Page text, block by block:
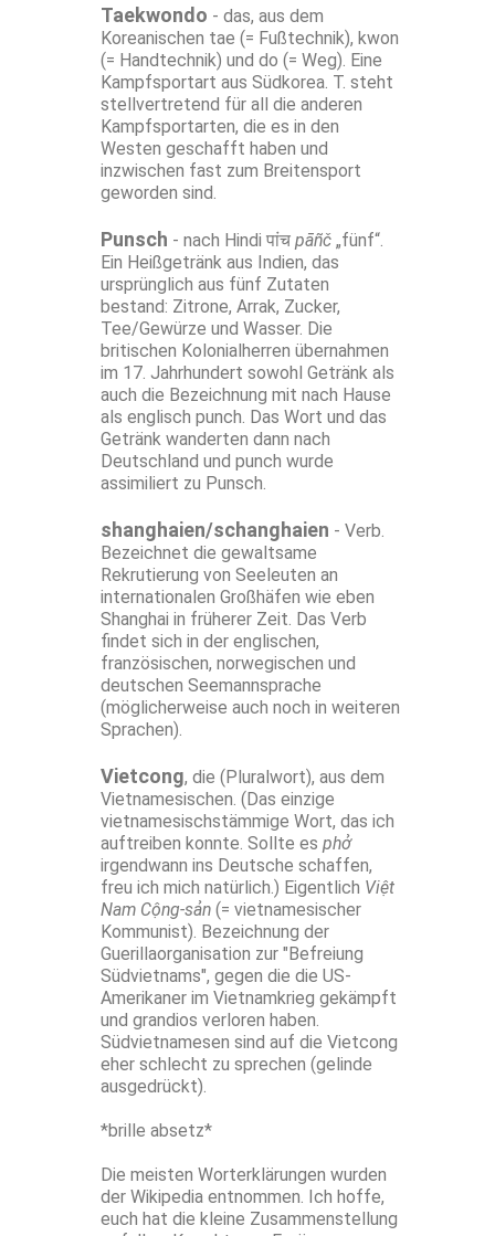
Taekwondo - das, aus dem
Koreanischen tae (= Fußtechnik), kwon
(= Handtechnik) und do (= Weg). Eine
Kampfsportart aus Südkorea. T. steht
stellvertretend für all die anderen
Kampfsportarten, die es in den
Westen geschafft haben und
inzwischen fast zum Breitensport
geworden sind.
Punsch - nach Hindi पांच pāñč „fünf“.
Ein Heißgetränk aus Indien, das
ursprünglich aus fünf Zutaten
bestand: Zitrone, Arrak, Zucker,
Tee/Gewürze und Wasser. Die
britischen Kolonialherren übernahmen
im 17. Jahrhundert sowohl Getränk als
auch die Bezeichnung mit nach Hause
als englisch punch. Das Wort und das
Getränk wanderten dann nach
Deutschland und punch wurde
assimiliert zu Punsch.
shanghaien/schanghaien - Verb.
Bezeichnet die gewaltsame
Rekrutierung von Seeleuten an
internationalen Großhäfen wie eben
Shanghai in früherer Zeit. Das Verb
findet sich in der englischen,
französischen, norwegischen und
deutschen Seemannsprache
(möglicherweise auch noch in weiteren
Sprachen).
Vietcong, die (Pluralwort), aus dem
Vietnamesischen. (Das einzige
vietnamesischstämmige Wort, das ich
auftreiben konnte. Sollte es phở
irgendwann ins Deutsche schaffen,
freu ich mich natürlich.) Eigentlich Việt
Nam Cộng-sản (= vietnamesischer
Kommunist). Bezeichnung der
Guerillaorganisation zur "Befreiung
Südvietnams", gegen die die US-
Amerikaner im Vietnamkrieg gekämpft
und grandios verloren haben.
Südvietnamesen sind auf die Vietcong
eher schlecht zu sprechen (gelinde
ausgedrückt).
*brille absetz*
Die meisten Worterklärungen wurden
der Wikipedia entnommen. Ich hoffe,
euch hat die kleine Zusammenstellung